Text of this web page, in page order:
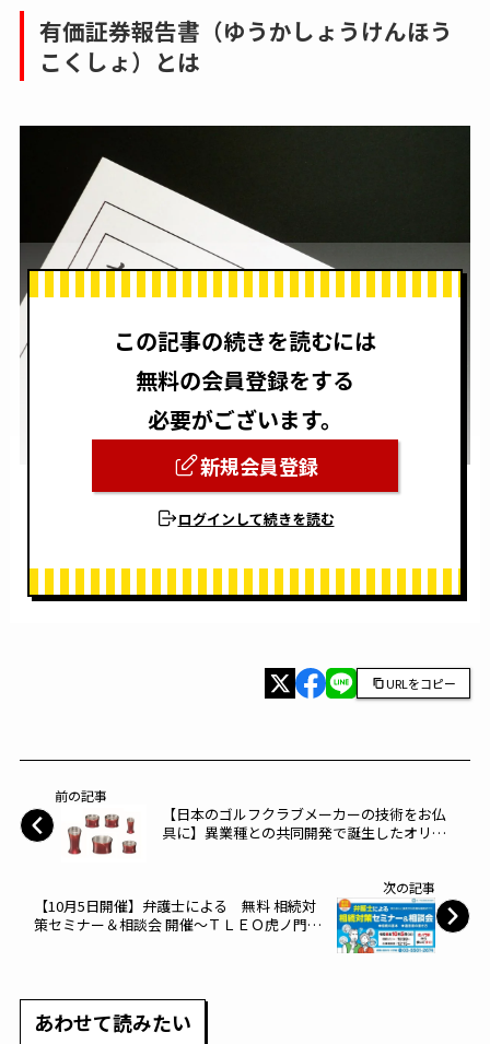
有価証券報告書（ゆうかしょうけんほう
こくしょ）とは
この記事の続きを読むには
無料の会員登録をする
必要がございます。
新規会員登録
ログインして続きを読む
URLをコピー
前の記事
【日本のゴルフクラブメーカーの技術をお仏
具に】異業種との共同開発で誕生したオリジ
次の記事
【10月5日開催】弁護士による 無料 相続対
策セミナー＆相談会 開催～ＴＬＥＯ虎ノ門法
あわせて読みたい